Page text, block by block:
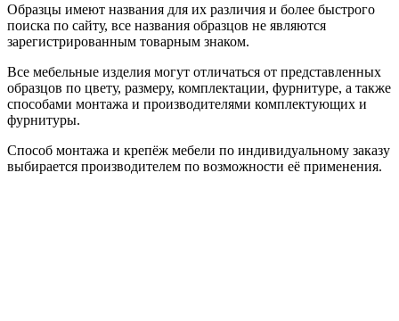
Образцы имеют названия для их различия и более быстрого
поиска по сайту, все названия образцов не являются
зарегистрированным товарным знаком.
Все мебельные изделия могут отличаться от представленных
образцов по цвету, размеру, комплектации, фурнитуре, а также
способами монтажа и производителями комплектующих и
фурнитуры.
Способ монтажа и крепёж мебели по индивидуальному заказу
выбирается производителем по возможности её применения.